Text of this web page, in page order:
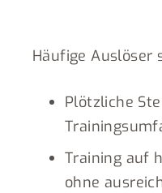
Häufige Auslöser
Plötzliche
Training auf
ohne